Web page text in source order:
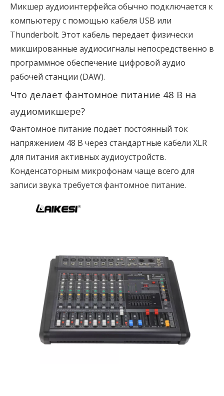
Микшер аудиоинтерфейса обычно подключается к
компьютеру с помощью кабеля USB или
Thunderbolt. Этот кабель передает физически
микшированные аудиосигналы непосредственно в
программное обеспечение цифровой аудио
рабочей станции (DAW).
Что делает фантомное питание 48 В на
аудиомикшере?
Фантомное питание подает постоянный ток
напряжением 48 В через стандартные кабели XLR
для питания активных аудиоустройств.
Конденсаторным микрофонам чаще всего для
записи звука требуется фантомное питание.